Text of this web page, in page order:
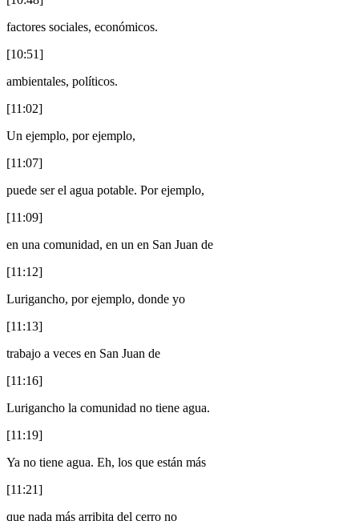
factores sociales, económicos.
[10:51]
ambientales, políticos.
[11:02]
Un ejemplo, por ejemplo,
[11:07]
puede ser el agua potable. Por ejemplo,
[11:09]
en una comunidad, en un en San Juan de
[11:12]
Lurigancho, por ejemplo, donde yo
[11:13]
trabajo a veces en San Juan de
[11:16]
Lurigancho la comunidad no tiene agua.
[11:19]
Ya no tiene agua. Eh, los que están más
[11:21]
que nada más arribita del cerro no